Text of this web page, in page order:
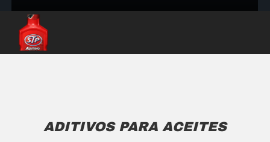
ADITIVOS PARA ACEITES